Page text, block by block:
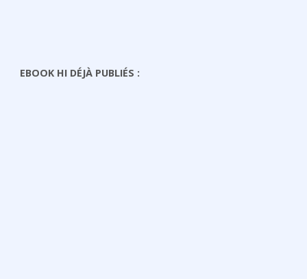
EBOOK HI DÉJÀ PUBLIÉS :